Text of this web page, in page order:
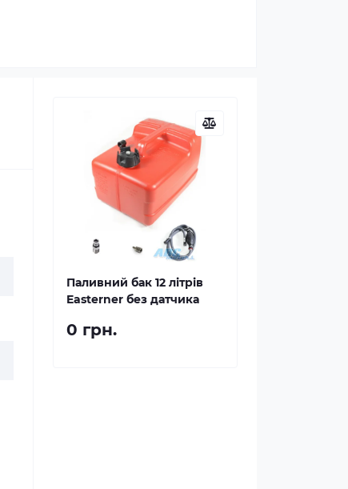
Паливний бак 12 літрів
Easterner без датчика
0 грн.